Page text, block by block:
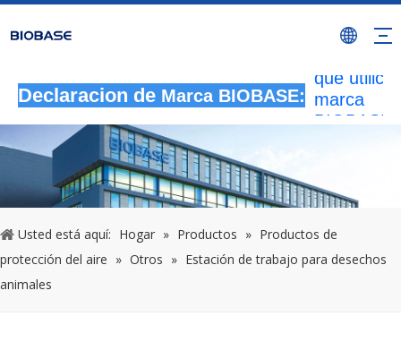
Declaracion de Marca BIOBASE:
Todas las
marca
BIOBASE
legal.
Usted está aquí: Hogar » Productos » Productos de
protección del aire » Otros » Estación de trabajo para desechos
animales